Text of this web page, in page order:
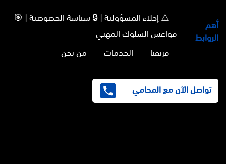
أهم
الروابط
⚠️ إخلاء المسؤولية | 🔒 سياسة الخصوصية | 🎯
قواعس السلوك المهني
فريقنا
الخدمات من نحن
تواصل الآن مع المحامي